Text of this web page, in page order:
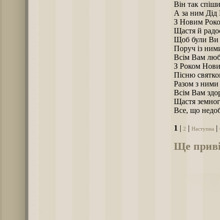
Він так
А за ним Дід
З Новим
Щастя й
Щоб були Ви
Поруч із
Всім Вам
З Роком
Пісню
Разом з ними
Всім Вам
Щастя
Все, що
1 2 Наступна
Ще